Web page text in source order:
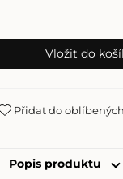
Přidat do oblíbených
Popis produktu